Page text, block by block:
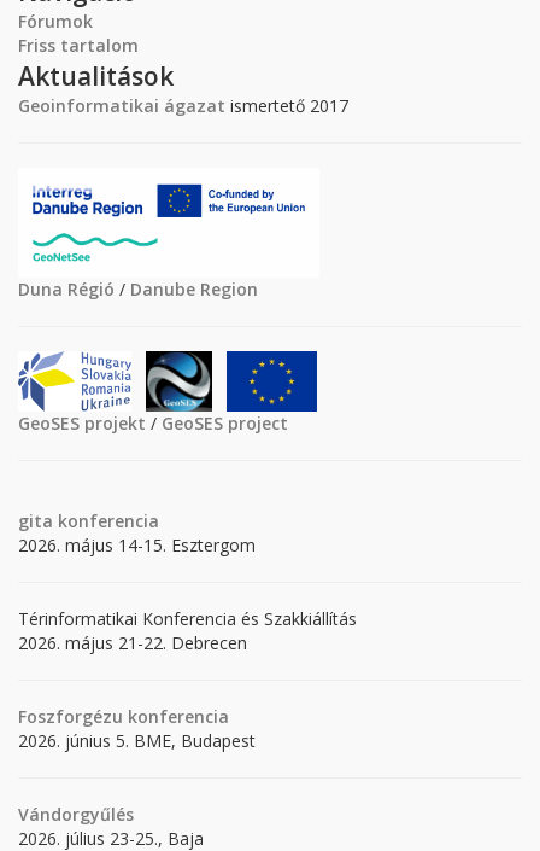
Fórumok
Friss tartalom
Aktualitások
Geoinformatikai ágazat ismertető 2017
Duna Régió / Danube Region
GeoSES projekt / GeoSES project
gita konferencia
2026. május 14-15. Esztergom
Térinformatikai Konferencia és Szakkiállítás
2026. május 21-22. Debrecen
Foszforgézu konferencia
2026. június 5. BME, Budapest
Vándorgyűlés
2026. július 23-25., Baja